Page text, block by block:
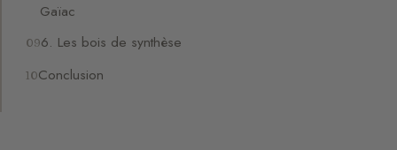
Gaïac
6. Les bois de synthèse
Conclusion